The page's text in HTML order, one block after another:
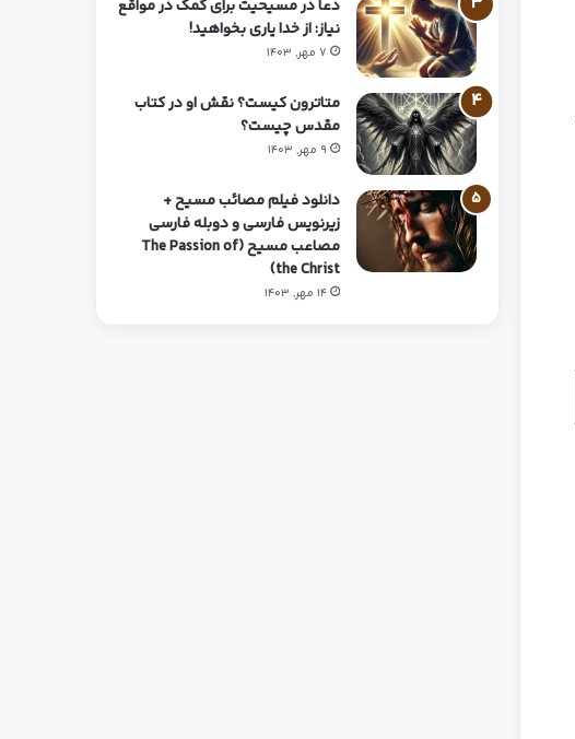
دعا در مسیحیت برای کمک در مواقع
نیاز: از خدا یاری بخواهید!
7 مهر, 1403
متاترون کیست؟ نقش او در کتاب
مقدس چیست؟
9 مهر, 1403
دانلود فیلم مصائب مسیح +
زیرنویس فارسی و دوبله فارسی
مصاعب مسیح (The Passion of
the Christ)
14 مهر, 1403